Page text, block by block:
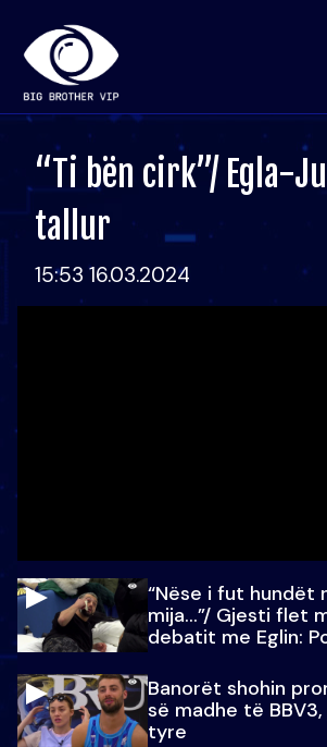
“Ti bën cirk”/ Egla-
tallur
15:53 16.03.2024
“Nëse i fut hundët
mija…”/ Gjesti flet
debatit me Eglin:
Banorët shohin
së madhe të
tyre